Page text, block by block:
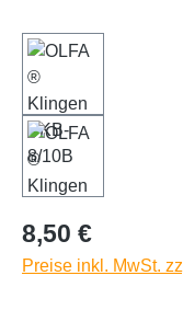
Regulärer Preis:
8,50 €
Preise inkl. MwSt.